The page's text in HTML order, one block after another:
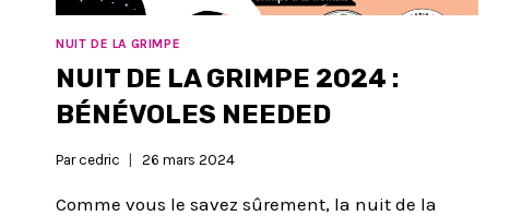
NUIT DE LA GRIMPE
NUIT DE LA GRIMPE 2024 :
BÉNÉVOLES NEEDED
Par cedric 26 mars 2024
Comme vous le savez sûrement, la nuit de la